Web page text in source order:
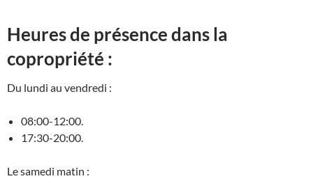
Heures de présence dans la
copropriété :
Du lundi au vendredi :
08:00-12:00.
17:30-20:00.
Le samedi matin :